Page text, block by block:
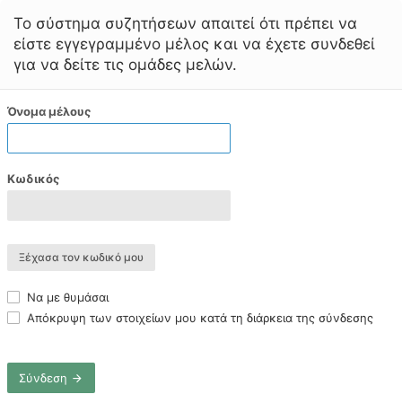
Το σύστημα συζητήσεων απαιτεί ότι πρέπει να
είστε εγγεγραμμένο μέλος και να έχετε συνδεθεί
για να δείτε τις ομάδες μελών.
Όνομα μέλους
Κωδικός
Ξέχασα τον κωδικό μου
Να με θυμάσαι
Απόκρυψη των στοιχείων μου κατά τη διάρκεια της σύνδεσης
Σύνδεση